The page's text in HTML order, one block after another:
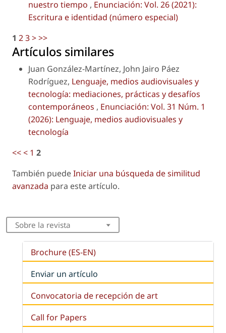
nuestro tiempo , Enunciación: Vol. 26 (2021):
Escritura e identidad (número especial)
1 23>>>
Artículos similares
Juan González-Martínez, John Jairo Páez
Rodríguez, Lenguaje, medios audiovisuales y
tecnología: mediaciones, prácticas y desafíos
contemporáneos , Enunciación: Vol. 31 Núm. 1
(2026): Lenguaje, medios audiovisuales y
tecnología
<<< 1 2
También puedeIniciar una búsqueda de similitud
avanzada para este artículo.
Sobre la revista
Brochure (ES-EN)
Enviar un artículo
Convocatoria de recepción de art
Call for Papers